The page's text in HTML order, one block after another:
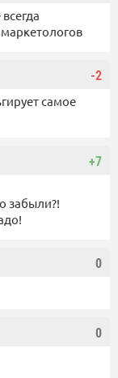
-2
самое
+7
забыли?!
0
0